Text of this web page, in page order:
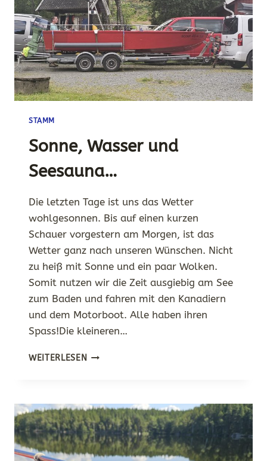
STAMM
Sonne, Wasser und
Seesauna…
Die letzten Tage ist uns das Wetter
wohlgesonnen. Bis auf einen kurzen
Schauer vorgestern am Morgen, ist das
Wetter ganz nach unseren Wünschen. Nicht
zu heiß mit Sonne und ein paar Wolken.
Somit nutzen wir die Zeit ausgiebig am See
zum Baden und fahren mit den Kanadiern
und dem Motorboot. Alle haben ihren
Spass!Die kleineren…
WEITERLESENSONNE,